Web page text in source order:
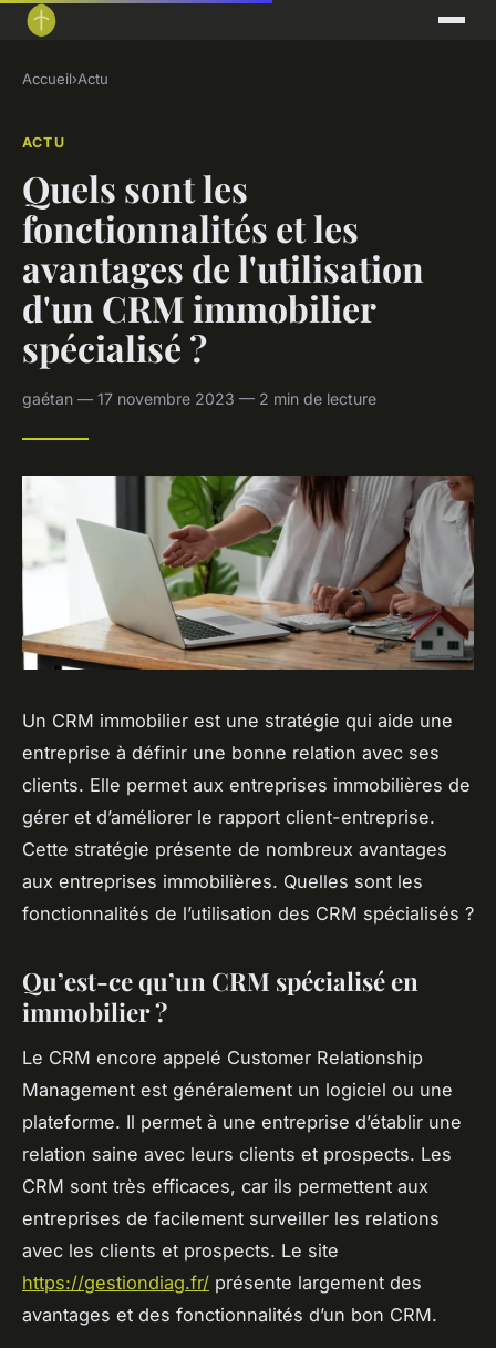
Accueil›Actu
ACTU
Quels sont les
fonctionnalités et les
avantages de l'utilisation
d'un CRM immobilier
spécialisé ?
gaétan — 17 novembre 2023 — 2 min de lecture
Un CRM immobilier est une stratégie qui aide une
entreprise à définir une bonne relation avec ses
clients. Elle permet aux entreprises immobilières de
gérer et d’améliorer le rapport client-entreprise.
Cette stratégie présente de nombreux avantages
aux entreprises immobilières. Quelles sont les
fonctionnalités de l’utilisation des CRM spécialisés ?
Qu’est-ce qu’un CRM spécialisé en
immobilier ?
Le CRM encore appelé Customer Relationship
Management est généralement un logiciel ou une
plateforme. Il permet à une entreprise d’établir une
relation saine avec leurs clients et prospects. Les
CRM sont très efficaces, car ils permettent aux
entreprises de facilement surveiller les relations
avec les clients et prospects. Le site
https://gestiondiag.fr/ présente largement des
avantages et des fonctionnalités d’un bon CRM.